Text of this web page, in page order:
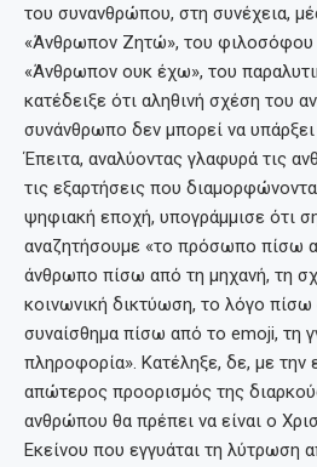
του συνανθρώπου, στη συνέχεια,
«Άνθρωπον Ζητώ», του φιλοσόφου
«Άνθρωπον ουκ έχω», του
κατέδειξε ότι αληθινή σχέση του
συνάνθρωπο δεν μπορεί να
Έπειτα, αναλύοντας γλαφυρά τις
τις εξαρτήσεις που
ψηφιακή εποχή, υπογράμμισε ότι
αναζητήσουμε «το πρόσωπο πίσω
άνθρωπο πίσω από τη μηχανή, τη
κοινωνική δικτύωση, το λόγο
συναίσθημα πίσω από το emoji, τη
πληροφορία». Κατέληξε, δε, με την
απώτερος προορισμός της
ανθρώπου θα πρέπει να είναι ο
Εκείνου που εγγυάται τη λύτρωση